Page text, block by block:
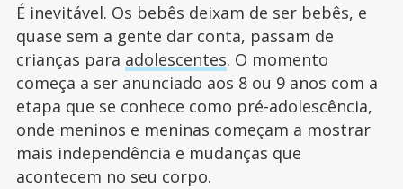
É inevitável. Os bebês deixam de ser bebês, e
quase sem a gente dar conta, passam de
crianças para adolescentes. O momento
começa a ser anunciado aos 8 ou 9 anos com a
etapa que se conhece como pré-adolescência,
onde meninos e meninas começam a mostrar
mais independência e mudanças que
acontecem no seu corpo.